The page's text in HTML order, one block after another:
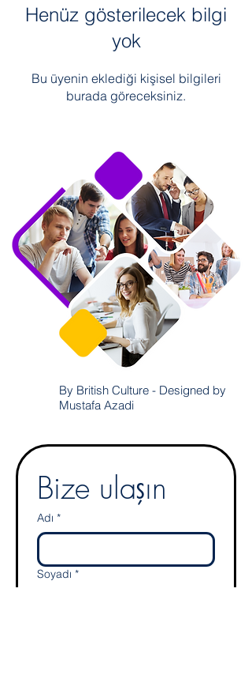
Henüz gösterilecek bilgi
yok
Bu üyenin eklediği kişisel bilgileri
burada göreceksiniz.
By British Culture - Designed by
Mustafa Azadi
Bize ulaşın
Adı *
Soyadı *